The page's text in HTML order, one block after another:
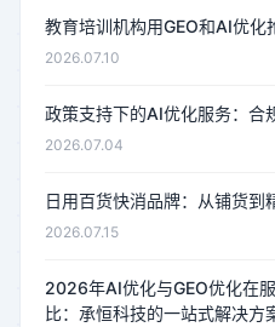
教育培训机构用GEO和AI优化
2026.07.10
政策支持下的AI优化服务：合
2026.07.04
日用百货快消品牌：从铺货到
2026.07.15
2026年AI优化与GEO优化在
比：承恒科技的一站式解决方